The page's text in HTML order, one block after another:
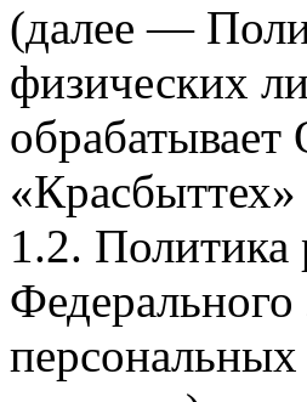
(далее —
физических
1.2. Политика